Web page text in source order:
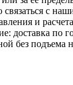
с
и
доставка по
без подъема